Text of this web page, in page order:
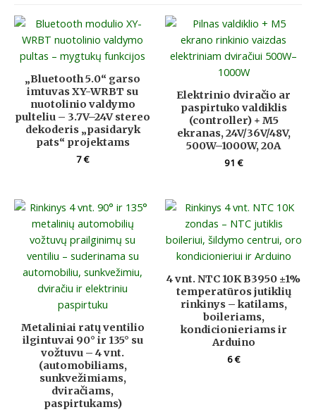
„Bluetooth 5.0“ garso
imtuvas XY-WRBT su
nuotolinio valdymo
pulteliu – 3.7V–24V stereo
dekoderis „pasidaryk
pats“ projektams
7€
Elektrinio dviračio ar
paspirtuko valdiklis
(controller) + M5
ekranas, 24V/36V/48V,
500W–1000W, 20A
91€
Metaliniai ratų ventilio
ilgintuvai 90° ir 135° su
vožtuvu – 4 vnt.
(automobiliams,
sunkvežimiams,
dviračiams,
paspirtukams)
4 vnt. NTC 10K B3950 ±1%
temperatūros jutiklių
rinkinys – katilams,
boileriams,
kondicionieriams ir
Arduino
6€